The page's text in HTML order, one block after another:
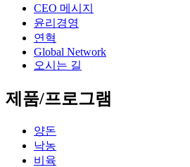
CEO 메시지
윤리경영
연혁
Global Network
오시는 길
제품/프로그램
양돈
낙농
비육